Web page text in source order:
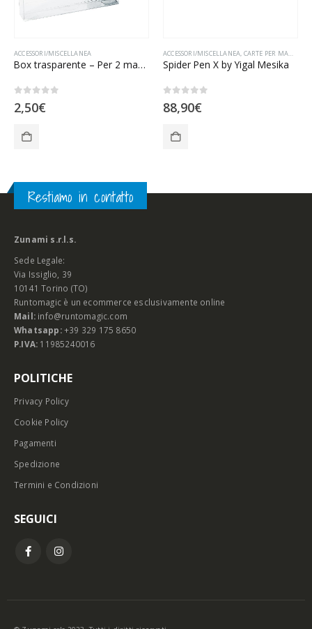
ACCESSORI/MISCELLANEA
Box trasparente – Per 2 mazzi
2,50€
ACCESSORI/MISCELLANEA, CARTE PER MAGIA/GIOCHI CON CARTE
Spider Pen X by Yigal Mesika
88,90€
Restiamo in contatto
Zunami s.r.l.s.
Sede Legale:
Via Issiglio, 39
10141 Torino (TO)
Runtomagic è un ecommerce esclusivamente online
Mail: info@runtomagic.com
Whatsapp: +39 329 175 8650
P.IVA: 11985240016
POLITICHE
Privacy Policy
Cookie Policy
Pagamenti
Spedizione
Termini e Condizioni
SEGUICI